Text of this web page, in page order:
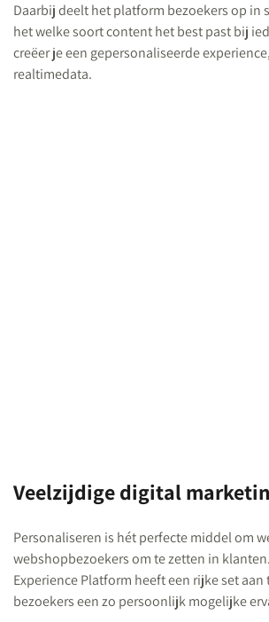
Daarbij deelt het platform bezoekers op in
het welke soort content het best past bij
creëer je een gepersonaliseerde
realtimedata.
Veelzijdige digital
Personaliseren is hét perfecte middel om
webshopbezoekers om te zetten in
Experience Platform heeft een rijke set
bezoekers een zo persoonlijk mogelijke